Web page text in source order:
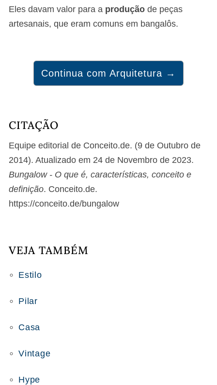
Eles davam valor para a produção de peças
artesanais, que eram comuns em bangalôs.
Continua com Arquitetura →
CITAÇÃO
Equipe editorial de Conceito.de. (9 de Outubro de
2014). Atualizado em 24 de Novembro de 2023.
Bungalow - O que é, características, conceito e
definição. Conceito.de.
https://conceito.de/bungalow
VEJA TAMBÉM
Estilo
Pilar
Casa
Vintage
Hype